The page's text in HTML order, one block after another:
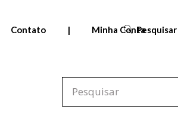
Contato | Minha Conta
Pedidos
Meus cursos
Pesquisar
Pesquisar
por: